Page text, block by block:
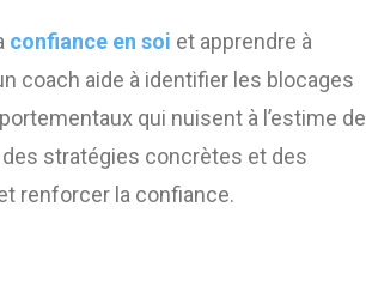
confiance en soi et apprendre à
coach aide à identifier les blocages
qui nuisent à l’estime de
stratégies concrètes et des
renforcer la confiance.